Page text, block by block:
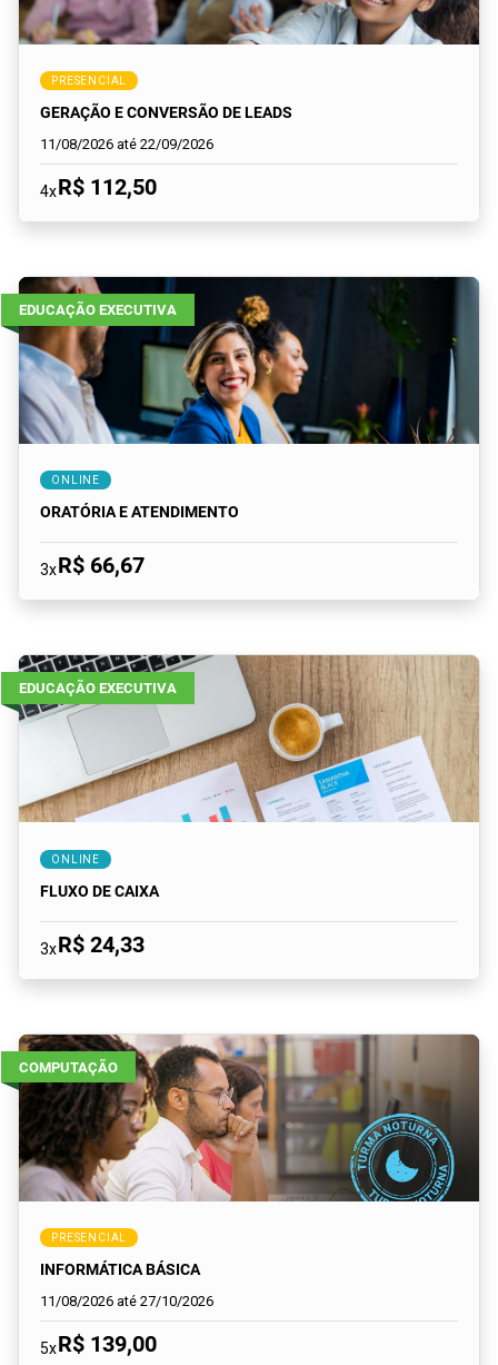
PRESENCIAL
GERAÇÃO E CONVERSÃO DE LEADS
11/08/2026 até 22/09/2026
4xR$ 112,50
EDUCAÇÃO EXECUTIVA
ONLINE
ORATÓRIA E ATENDIMENTO
3xR$ 66,67
EDUCAÇÃO EXECUTIVA
ONLINE
FLUXO DE CAIXA
3xR$ 24,33
COMPUTAÇÃO
PRESENCIAL
INFORMÁTICA BÁSICA
11/08/2026 até 27/10/2026
5xR$ 139,00